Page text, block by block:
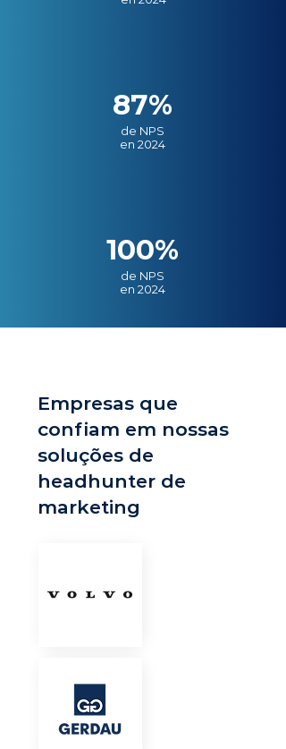
87%
de NPS
en 2024
100%
de NPS
en 2024
Empresas que
confiam em nossas
soluções de
headhunter de
marketing